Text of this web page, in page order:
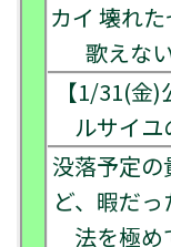
カイ 壊れ
歌えな
【1/31(金
ルサイユ
没落予定の
ど、暇だ
法を極め